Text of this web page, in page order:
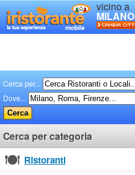
vicino a
MILANO
Cerca per...
Dove...
Cerca per categoria
Ristoranti